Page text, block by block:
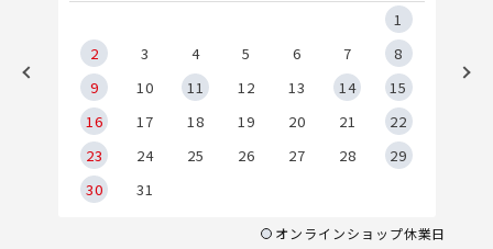
1
2
3 4 5 6 7
8
9
10 11 12 13 14
15
16
17 18 19 20 21
22
23
24 25 26 27 28
29
30
31
オンラインショップ休業日